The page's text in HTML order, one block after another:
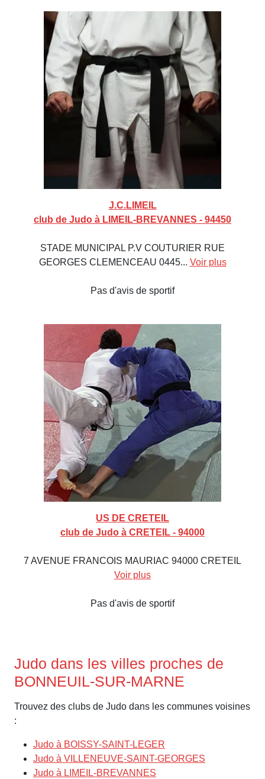
J.C.LIMEIL
club de Judo à LIMEIL-BREVANNES - 94450
STADE MUNICIPAL P.V COUTURIER RUE
GEORGES CLEMENCEAU 0445... Voir plus
Pas d'avis de sportif
US DE CRETEIL
club de Judo à CRETEIL - 94000
7 AVENUE FRANCOIS MAURIAC 94000 CRETEIL
Voir plus
Pas d'avis de sportif
Judo dans les villes proches de
BONNEUIL-SUR-MARNE
Trouvez des clubs de Judo dans les communes voisines
:
Judo à BOISSY-SAINT-LEGER
Judo à VILLENEUVE-SAINT-GEORGES
Judo à LIMEIL-BREVANNES